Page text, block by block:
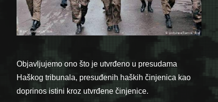
Objavljujemo ono što je utvrđeno u presudama
Haškog tribunala, presuđenih haških činjenica kao
doprinos istini kroz utvrđene činjenice.